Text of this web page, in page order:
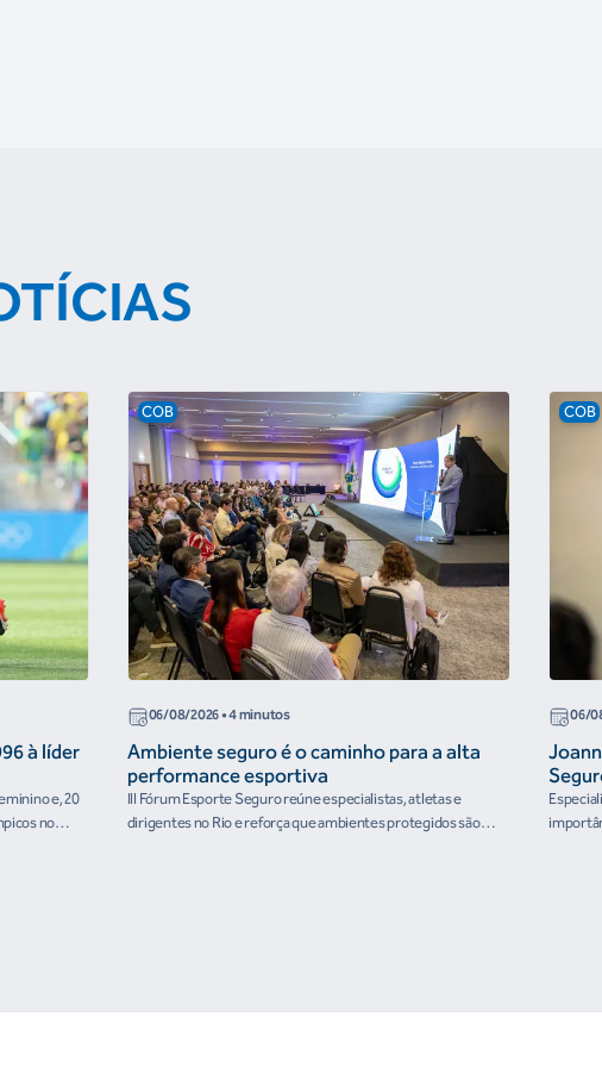
à líder
e, 20
no
COB
06/08/2026• 4 minutos
Ambiente seguro é o caminho para a alta
performance esportiva
III Fórum Esporte Seguro reúne especialistas, atletas e
dirigentes no Rio e reforça que ambientes protegidos são
COB
06/